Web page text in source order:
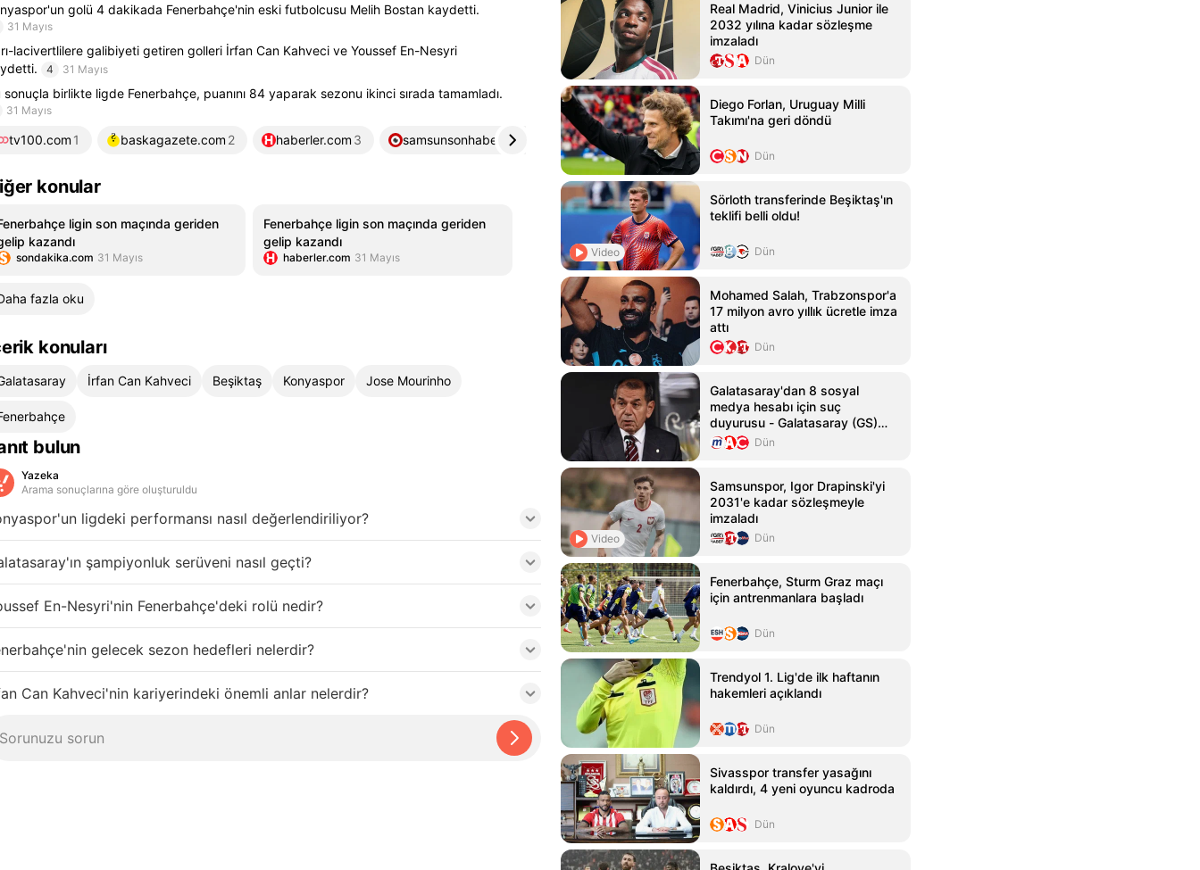
golü 4 dakikada Fenerbahçe'nin eski futbolcusu Melih Bostan kaydetti.
31 Mayıs
lacivertlilere galibiyeti getiren golleri İrfan Can Kahveci ve Youssef En-Nesyri
4 31 Mayıs
sonuçla birlikte ligde Fenerbahçe, puanını 84 yaparak sezonu ikinci sırada tamamladı.
31 Mayıs
tv100.com 1 baskagazete.com 2 haberler.com 3 samsunsonhaber.com sondakika.com5
konular
ligin son maçında geriden
kazandı
sondakika.com 31 Mayıs
Fenerbahçe ligin son maçında geriden
gelip kazandı
haberler.com 31 Mayıs
fazla oku
konuları
İrfan Can Kahveci Beşiktaş Konyaspor Jose Mourinho
bulun
Yazeka
Arama sonuçlarına göre oluşturuldu
ligdeki performansı nasıl değerlendiriliyor?
şampiyonluk serüveni nasıl geçti?
En-Nesyri'nin Fenerbahçe'deki rolü nedir?
gelecek sezon hedefleri nelerdir?
Can Kahveci'nin kariyerindeki önemli anlar nelerdir?
Real Madrid, Vinicius Junior ile
2032 yılına kadar sözleşme
imzaladı
Dün
Diego Forlan, Uruguay Milli
Takımı'na geri döndü
Dün
Video
Sörloth transferinde Beşiktaş'ın
teklifi belli oldu!
Dün
Mohamed Salah, Trabzonspor'a
17 milyon avro yıllık ücretle imza
attı
Dün
Galatasaray'dan 8 sosyal
medya hesabı için suç
duyurusu - Galatasaray (GS)
HaberleriDün
Video
Samsunspor, Igor Drapinski'yi
2031'e kadar sözleşmeyle
imzaladı
Dün
Fenerbahçe, Sturm Graz maçı
için antrenmanlara başladı
Dün
Trendyol 1. Lig'de ilk haftanın
hakemleri açıklandı
Dün
Sivasspor transfer yasağını
kaldırdı, 4 yeni oyuncu kadroda
Dün